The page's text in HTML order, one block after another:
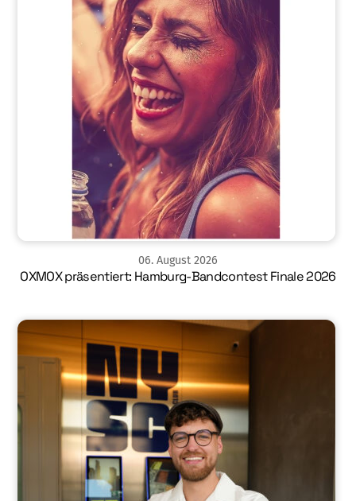
06. August 2026
OXMOX präsentiert: Hamburg-Bandcontest Finale 2026